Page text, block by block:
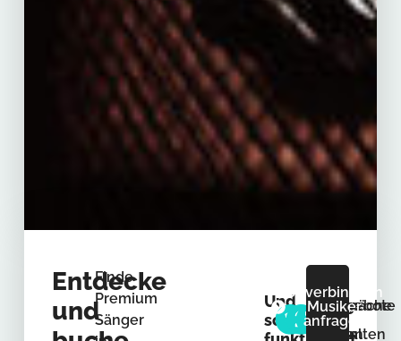
Entdecke
und
Finde
Premium
Sänger
Und
so
Anfrage
senden
Gespräche
führen
Angebote
erhalten
Unverbindlich
Musiker
anfragen